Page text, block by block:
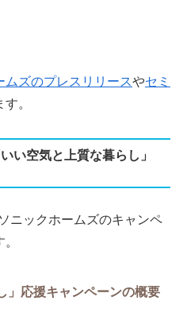
ムズのプレスリリースやセミ
。
い空気と上質な暮らし」
ニックホームズのキャンペ
」応援キャンペーンの概要